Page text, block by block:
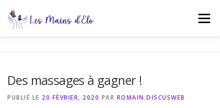
contenu
Menu
PHOTOS
Des massages à gagner !
PUBLIÉ LE 20 FÉVRIER, 2020 PAR ROMAIN.DISCUSWEB